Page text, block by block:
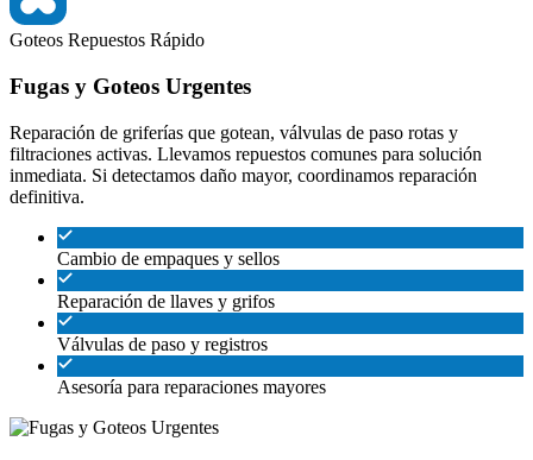
Goteos Repuestos Rápido
Fugas y Goteos Urgentes
Reparación de griferías que gotean, válvulas de paso rotas y
filtraciones activas. Llevamos repuestos comunes para solución
inmediata. Si detectamos daño mayor, coordinamos reparación
definitiva.
Cambio de empaques y sellos
Reparación de llaves y grifos
Válvulas de paso y registros
Asesoría para reparaciones mayores